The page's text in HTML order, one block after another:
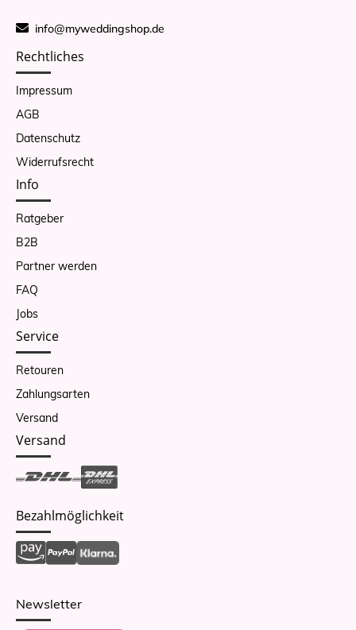
info@myweddingshop.de
Rechtliches
Impressum
AGB
Datenschutz
Widerrufsrecht
Info
Ratgeber
B2B
Partner werden
FAQ
Jobs
Service
Retouren
Zahlungsarten
Versand
Versand
Bezahlmöglichkeit
Newsletter